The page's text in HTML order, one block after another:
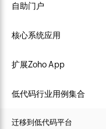
自助门户
核心系统应用
扩展Zoho App
低代码行业用例集合
迁移到低代码平台